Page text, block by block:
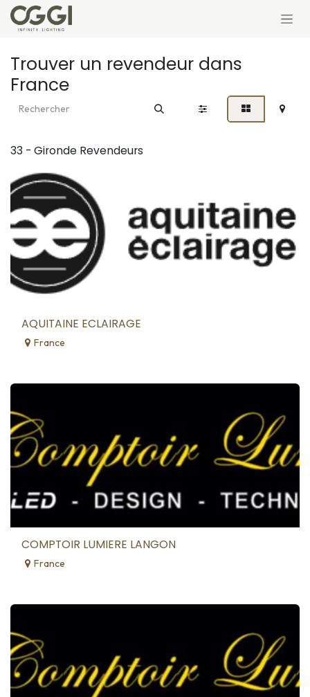
Se rendre au contenu
Trouver un revendeur dans
France
33 - Gironde Revendeurs
AQUITAINE ECLAIRAGE
France
COMPTOIR LUMIERE LANGON
France